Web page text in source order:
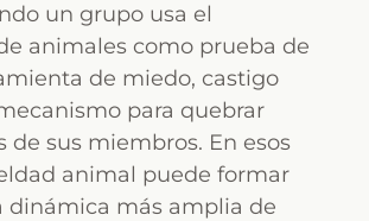
un grupo usa el
animales como prueba de
de miedo, castigo
para quebrar
de sus miembros. En esos
animal puede formar
dinámica más amplia de